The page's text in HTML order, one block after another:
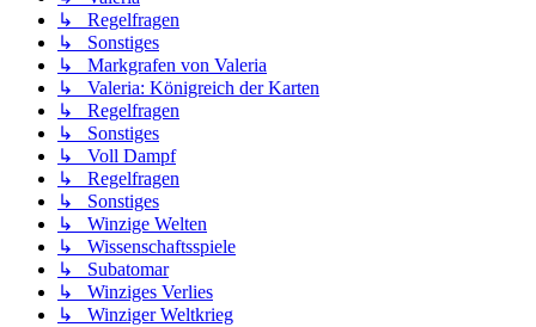
↳ Regelfragen
↳ Sonstiges
↳ Markgrafen von Valeria
↳ Valeria: Königreich der Karten
↳ Regelfragen
↳ Sonstiges
↳ Voll Dampf
↳ Regelfragen
↳ Sonstiges
↳ Winzige Welten
↳ Wissenschaftsspiele
↳ Subatomar
↳ Winziges Verlies
↳ Winziger Weltkrieg